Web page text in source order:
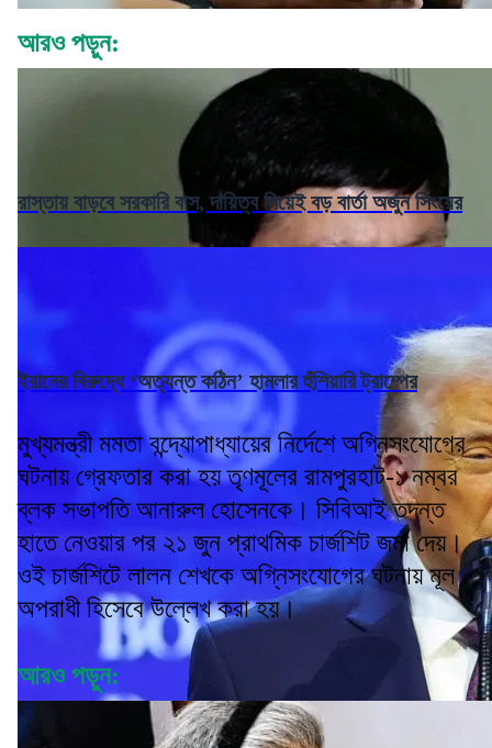
আরও পড়ুন:
রাস্তায় বাড়বে সরকারি বাস, দায়িত্ব নিয়েই বড় বার্তা অর্জুন সিংয়ের
ইরানের বিরুদ্ধে ‘অত্যন্ত কঠিন’ হামলার হুঁশিয়ারি ট্রাম্পের
মুখ্যমন্ত্রী মমতা বন্দ্যোপাধ্যায়ের নির্দেশে অগ্নিসংযোগের
ঘটনায় গ্রেফতার করা হয় তৃণমূলের রামপুরহাট-১ নম্বর
ব্লক সভাপতি আনারুল হোসেনকে। সিবিআই তদন্ত
হাতে নেওয়ার পর ২১ জুন প্রাথমিক চার্জশিট জমা দেয়।
ওই চার্জশিটে লালন শেখকে অগ্নিসংযোগের ঘটনায় মূল
অপরাধী হিসেবে উল্লেখ করা হয়।
আরও পড়ুন: